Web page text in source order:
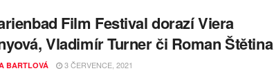
Film Festival dorazí Viera
Vladimír Turner či Roman Štětina
BARTLOVÁ 3 ČERVENCE, 2021